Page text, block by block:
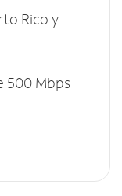
Rico y
500 Mbps